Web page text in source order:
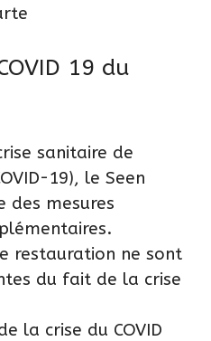
19 du
sanitaire de
19), le Seen
des mesures
restauration ne sont
du fait de la crise
la crise du COVID